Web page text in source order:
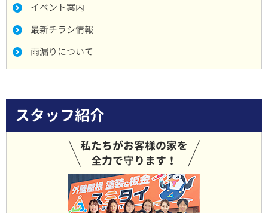
イベント案内
最新チラシ情報
雨漏りについて
スタッフ紹介
私たちがお客様の家を
全力で守ります！